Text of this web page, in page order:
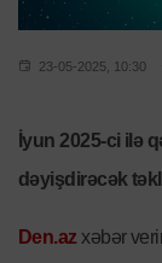
23-05-2025, 10:30
İyun 2025-ci ilə
dəyişdirəcək
Den.az xəbər